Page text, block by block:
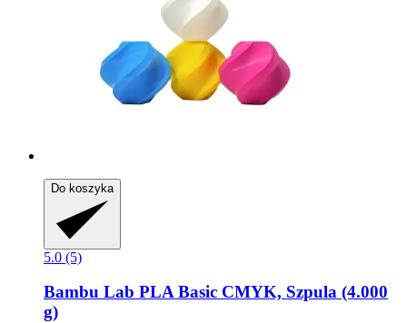
Do koszyka
5.0 (5)
Bambu Lab PLA Basic CMYK, Szpula (4.000
g)